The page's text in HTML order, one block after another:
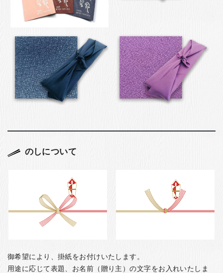
のしについて
御希望により、掛紙をお付けいたします。
用途に応じて表題、お名前（贈り主）の文字をお入れいたしま